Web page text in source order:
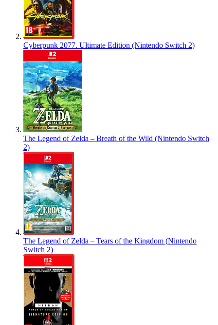
Cyberpunk 2077. Ultimate Edition (Nintendo Switch 2)
The Legend of Zelda – Breath of the Wild (Nintendo Switch
2)
The Legend of Zelda – Tears of the Kingdom (Nintendo
Switch 2)